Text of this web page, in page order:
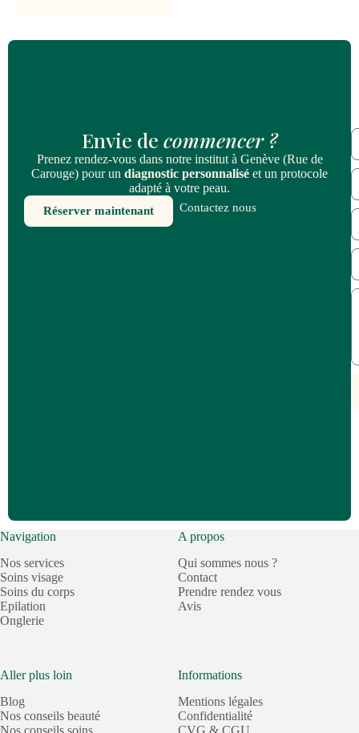
Envie de commencer ?
Prenez rendez-vous dans notre institut à Genève (Rue de
Carouge) pour un diagnostic personnalisé et un protocole
adapté à votre peau.
Réserver maintenant Contactez nous
Navigation
Nos services
Soins visage
Soins du corps
Epilation
Onglerie
A propos
Qui sommes nous ?
Contact
Prendre rendez vous
Avis
Aller plus loin
Blog
Nos conseils beauté
Nos conseils soins
Informations
Mentions légales
Confidentialité
CVG & CGU